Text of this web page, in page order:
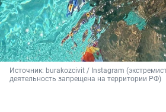
Источник: burakozcivit / Instagram
деятельность запрещена на территории РФ)